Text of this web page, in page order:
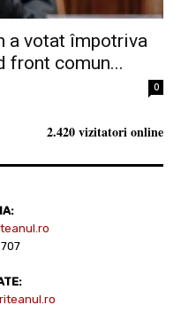
a votat împotriva
front comun...
0
2.420 vizitatori online